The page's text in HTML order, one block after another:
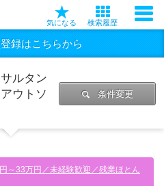
気になる 検索履歴
録はこちらから
ルタン
ウトソ
条件変更
～33万円／未経験歓迎／残業ほとん